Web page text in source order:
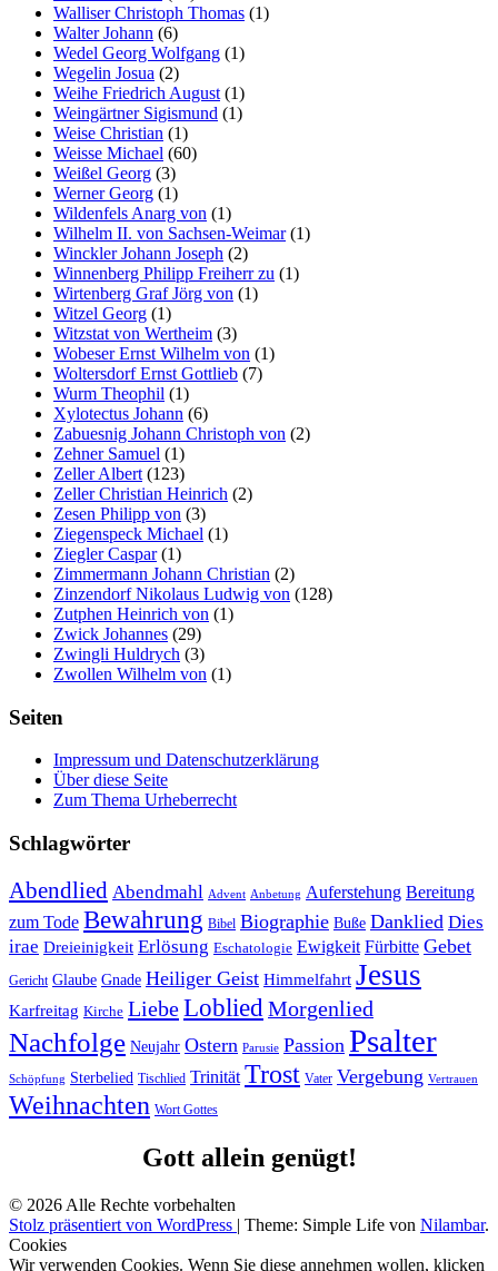
Walliser Christoph Thomas (1)
Walter Johann (6)
Wedel Georg Wolfgang (1)
Wegelin Josua (2)
Weihe Friedrich August (1)
Weingärtner Sigismund (1)
Weise Christian (1)
Weisse Michael (60)
Weißel Georg (3)
Werner Georg (1)
Wildenfels Anarg von (1)
Wilhelm II. von Sachsen-Weimar(1)
Winckler Johann Joseph (2)
Winnenberg Philipp Freiherr zu (1)
Wirtenberg Graf Jörg von (1)
Witzel Georg (1)
Witzstat von Wertheim (3)
Wobeser Ernst Wilhelm von (1)
Woltersdorf Ernst Gottlieb (7)
Wurm Theophil (1)
Xylotectus Johann (6)
Zabuesnig Johann Christoph von (2)
Zehner Samuel (1)
Zeller Albert (123)
Zeller Christian Heinrich (2)
Zesen Philipp von (3)
Ziegenspeck Michael (1)
Ziegler Caspar(1)
Zimmermann Johann Christian (2)
Zinzendorf Nikolaus Ludwig von (128)
Zutphen Heinrich von (1)
Zwick Johannes (29)
Zwingli Huldrych (3)
Zwollen Wilhelm von (1)
Seiten
Impressum und Datenschutzerklärung
Über diese Seite
Zum Thema Urheberrecht
Schlagwörter
Abendlied Abendmahl Advent Anbetung Auferstehung Bereitung
zum Tode Bewahrung Bibel Biographie Buße Danklied Dies
irae Dreieinigkeit Erlösung Eschatologie Ewigkeit Fürbitte Gebet
Gericht Glaube Gnade Heiliger Geist Himmelfahrt Jesus
Karfreitag Kirche LiebeLoblied Morgenlied
Nachfolge Neujahr Ostern Parusie Passion Psalter
Schöpfung Sterbelied Tischlied Trinität Trost Vater Vergebung Vertrauen
Weihnachten Wort Gottes
Gott allein genügt!
© 2026 Alle Rechte vorbehalten
Stolz präsentiert von WordPress | Theme: Simple Life von Nilambar.
Cookies
Wir verwenden Cookies. Wenn Sie diese annehmen wollen, klicken